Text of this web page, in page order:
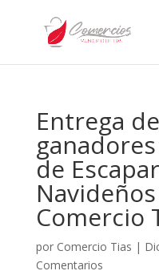
Entrega
de
Navideños
Comercio
por Comercio Tias |
Comentarios